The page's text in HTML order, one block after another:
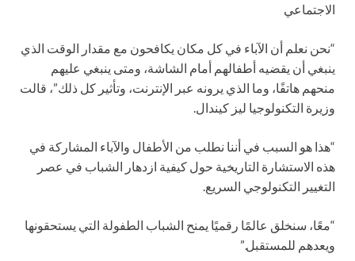
الاجتماعي
“نحن نعلم أن الآباء في كل مكان يكافحون مع مقدار الوقت الذي
ينبغي أن يقضيه أطفالهم أمام الشاشة، ومتى ينبغي عليهم
منحهم هاتفًا، وما الذي يرونه عبر الإنترنت، وتأثير كل ذلك”، قالت
وزيرة التكنولوجيا ليز كيندال.
“هذا هو السبب في أننا نطلب من الأطفال والآباء المشاركة في
هذه الاستشارة التاريخية حول كيفية ازدهار الشباب في عصر
التغيير التكنولوجي السريع.
“معًا، سنخلق عالمًا رقميًا يمنح الشباب الطفولة التي يستحقونها
ويعدهم للمستقبل.”